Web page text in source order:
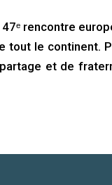
rencontre
le continent.
et de